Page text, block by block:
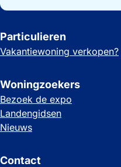
Particulieren
Vakantiewoning verkopen?
Woningzoekers
Bezoek de expo
Landengidsen
Nieuws
Contact